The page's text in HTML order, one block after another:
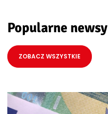
Popularne newsy
ZOBACZ WSZYSTKIE